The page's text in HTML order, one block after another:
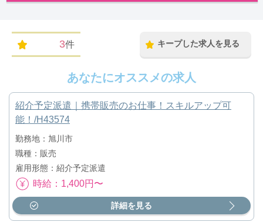
3件 キープした求人を見る
あなたにオススメの求人
紹介予定派遣｜携帯販売のお仕事！スキルアップ可
能！/H43574
勤務地：旭川市
職種：販売
雇用形態：紹介予定派遣
時給：1,400円〜
詳細を見る